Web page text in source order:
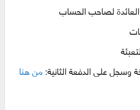
لصاحب الحساب
على الدفعة الثانية:من هنا